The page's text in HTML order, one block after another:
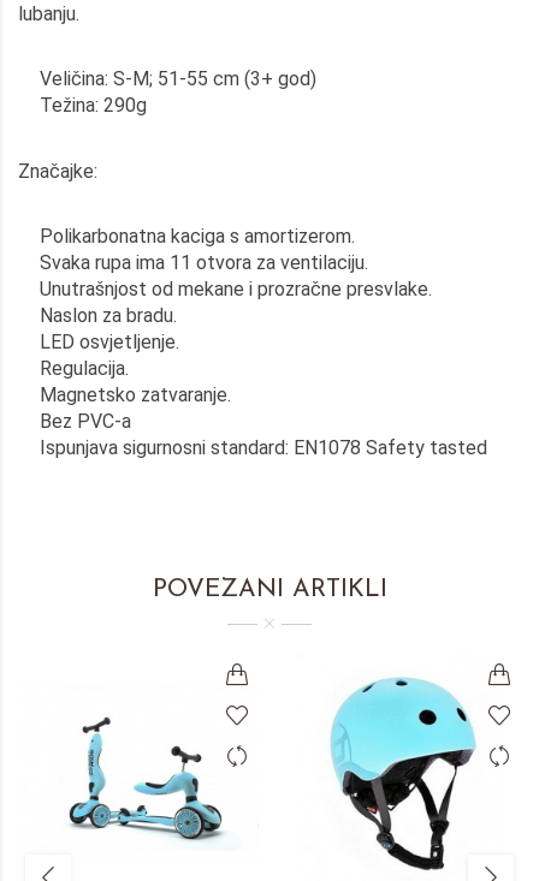
lubanju.
Veličina: S-M; 51-55 cm (3+ god)
Težina: 290g
Značajke:
Polikarbonatna kaciga s amortizerom.
Svaka rupa ima 11 otvora za ventilaciju.
Unutrašnjost od mekane i prozračne presvlake.
Naslon za bradu.
LED osvjetljenje.
Regulacija.
Magnetsko zatvaranje.
Bez PVC-a
Ispunjava sigurnosni standard: EN1078 Safety tasted
POVEZANI ARTIKLI